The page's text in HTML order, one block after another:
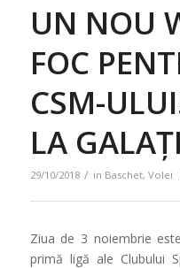
UN NOU
FOC
CSM-
LA
29/10/2018 / in Baschet, Volei
Ziua de 3 noiembrie
primă ligă ale Clubului